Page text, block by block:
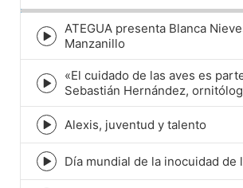
Episode
play
icon
ATEGUA presenta Blanca
Manzanillo
Episode
play
icon
«El cuidado de las aves es
Sebastián Hernández,
Episode
play
icon
Alexis, juventud y talento
Episode
play
Día mundial de la inocuidad de